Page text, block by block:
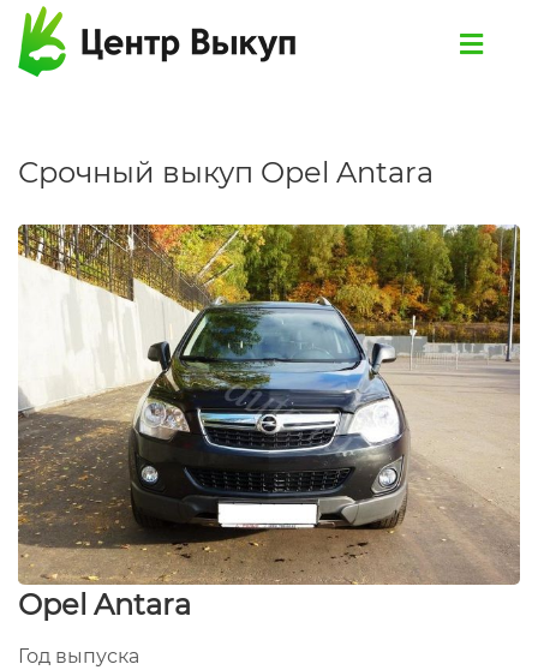
Срочный выкуп Opel Antara
Opel Antara
Год выпуска